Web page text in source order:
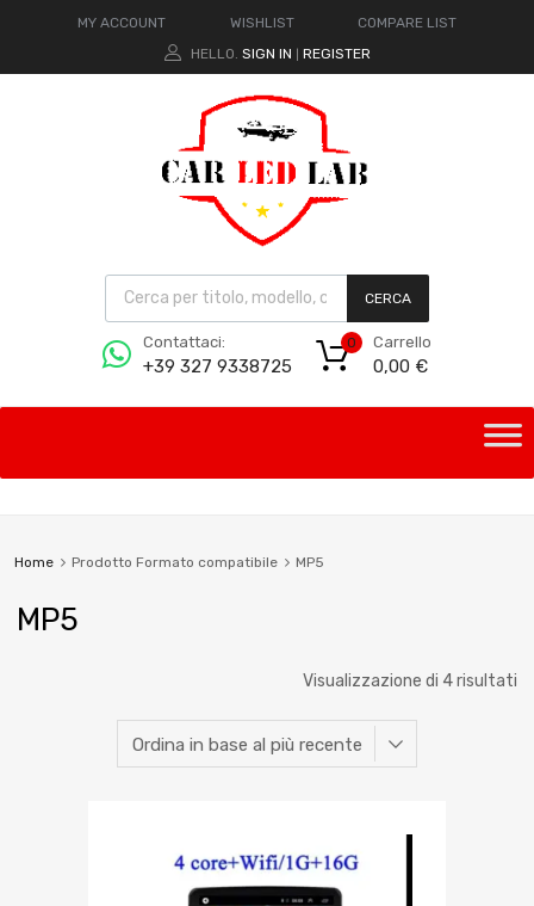
MY ACCOUNT WISHLIST
COMPARE LIST
HELLO. SIGN IN REGISTER
CERCA
Contattaci:
+39 327 9338725
Carrello
0,00 €
0
Home Prodotto Formato compatibile MP5
MP5
Visualizzazione di 4 risultati